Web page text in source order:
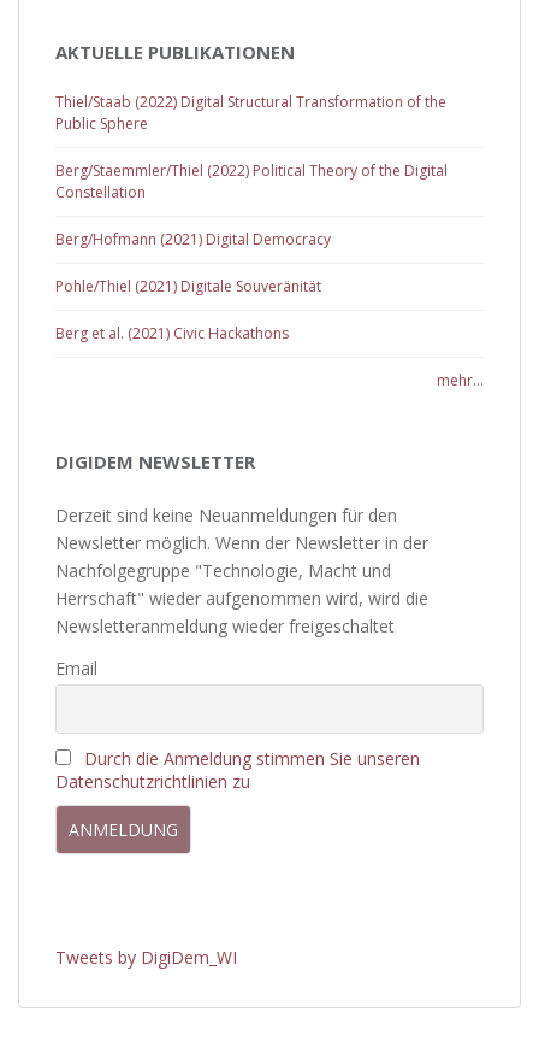
AKTUELLE PUBLIKATIONEN
Thiel/Staab (2022) Digital Structural Transformation of the
Public Sphere
Berg/Staemmler/Thiel (2022) Political Theory of the Digital
Constellation
Berg/Hofmann (2021) Digital Democracy
Pohle/Thiel (2021) Digitale Souveränität
Berg et al. (2021) Civic Hackathons
mehr...
DIGIDEM NEWSLETTER
Derzeit sind keine Neuanmeldungen für den
Newsletter möglich. Wenn der Newsletter in der
Nachfolgegruppe "Technologie, Macht und
Herrschaft" wieder aufgenommen wird, wird die
Newsletteranmeldung wieder freigeschaltet
Email
Durch die Anmeldung stimmen Sie unseren
Datenschutzrichtlinien zu
Tweets by DigiDem_WI